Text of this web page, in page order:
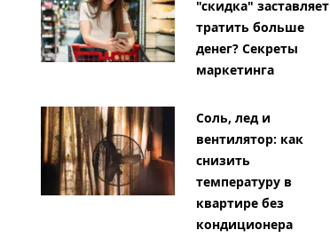
"скидка" заставляет
тратить больше
денег? Секреты
маркетинга
Соль, лед и
вентилятор: как
снизить
температуру в
квартире без
кондиционера